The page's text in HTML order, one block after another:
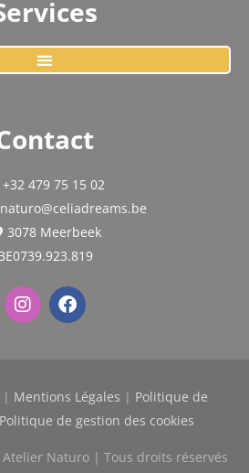
+32 479 75 15 02
3078 Meerbeek
I
n
s
r
a
F
a
c
o
k
| Mentions Légales | Politique de
Politique de gestion des cookies
Atelier Naturo| Tous droits réservés